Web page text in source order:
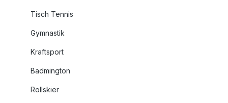
Tisch Tennis
Gymnastik
Kraftsport
Badmington
Rollskier